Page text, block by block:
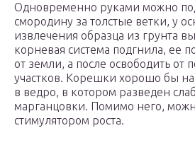
Одновременно руками можно
смородину за толстые ветки, у
извлечения образца из грунта
корневая система подгнила, ее
от земли, а после освободить от
участков. Корешки хорошо бы на
в ведро, в котором разведен
марганцовки. Помимо него,
стимулятором роста.